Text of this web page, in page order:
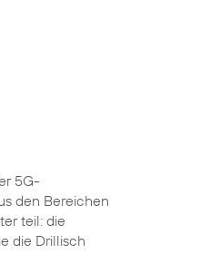
5G-
den Bereichen
teil: die
die Drillisch